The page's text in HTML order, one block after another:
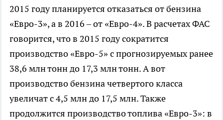
2015 году планируется отказаться от бензина
«Евро-3», а в 2016 – от «Евро-4». В расчетах ФАС
говорится, что в 2015 году сократится
производство «Евро-5» с прогнозируемых ранее
38,6 млн тонн до 17,3 млн тонн. А вот
производство бензина четвертого класса
увеличат с 4,5 млн до 17,5 млн. Также
продолжится производство топлива «Евро-3»: в